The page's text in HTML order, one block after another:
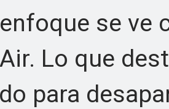
se ve
Lo que
para